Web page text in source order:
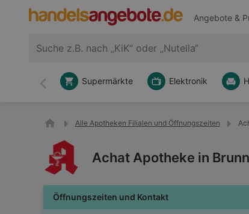
Angebote &
Zurück
Supermärkte Elektronik
Alle Apotheken Filialen und Öffnungszeiten
Achat Apotheke in
Öffnungszeiten und Kontakt